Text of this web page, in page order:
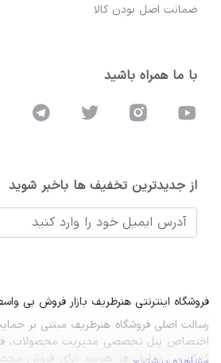
ضمانت اصل بودن کالا
با ما همراه باشید
از جدیدترین تخفیف ها باخبر شوید
فروشگاه اینترنتی هنرظریف بازار فروش بی
رسالت اصلی فروشگاه هنرظریف مبتنی بر
اختصاص پنل تخصصی مدیریت محصولات،
کمک می نماید. هر هنرمند برای فروش